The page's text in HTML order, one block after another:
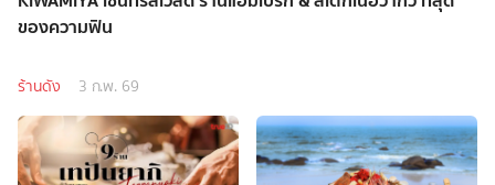
ของความฟิน
ร้านดัง 3 ก.พ. 69